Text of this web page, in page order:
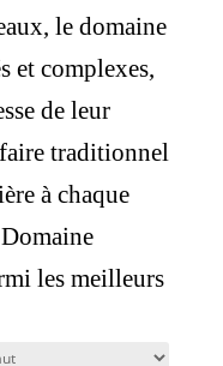
le domaine
et complexes,
de leur
traditionnel
à chaque
les meilleurs